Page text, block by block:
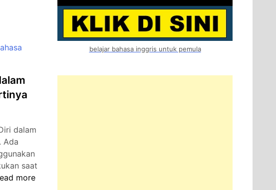
dalam
Ada
saat
more
belajar bahasa inggris untuk pemula